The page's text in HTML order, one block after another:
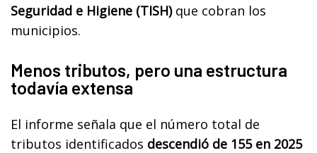
Seguridad e Higiene (TISH)que cobran los
municipios.
Menos tributos, pero una estructura
todavía extensa
El informe señala que el número total de
tributos identificados descendió de 155 en 2025